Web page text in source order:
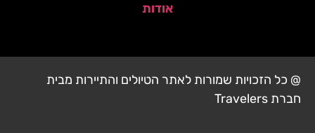
אודות
@ כל הזכויות שמורות לאתר הטיולים והתיירות מבית
חברת Travelers